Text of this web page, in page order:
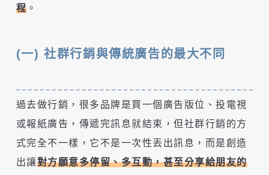
程 。
(一) 社群行銷與傳統廣告的最大不同
過去做行銷，很多品牌是買一個廣告版位、投電視
或報紙廣告，傳遞完訊息就結束，但社群行銷的方
式完全不一樣，它不是一次性丟出訊息，而是創造
出讓對方願意多停留、多互動，甚至分享給朋友的